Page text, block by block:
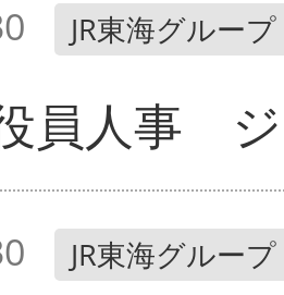
JR東海グループ
員人事
JR東海グループ